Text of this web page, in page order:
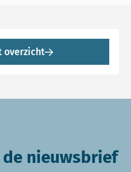
overzicht
nieuwsbrief